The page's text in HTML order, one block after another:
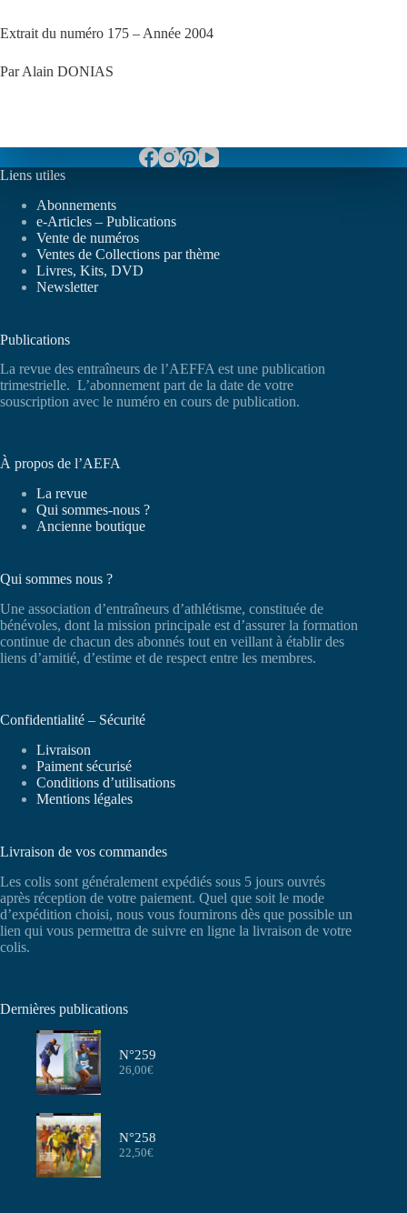
Extrait du numéro 175 – Année 2004
Par Alain DONIAS
Liens utiles
Abonnements
e-Articles – Publications
Vente de numéros
Ventes de Collections par thème
Livres, Kits, DVD
Newsletter
Publications
La revue des entraîneurs de l’AEFFA est une publication
trimestrielle. L’abonnement part de la date de votre
souscription avec le numéro en cours de publication.
À propos de l’AEFA
La revue
Qui sommes-nous ?
Ancienne boutique
Qui sommes nous ?
Une association d’entraîneurs d’athlétisme, constituée de
bénévoles, dont la mission principale est d’assurer la formation
continue de chacun des abonnés tout en veillant à établir des
liens d’amitié, d’estime et de respect entre les membres.
Confidentialité – Sécurité
Livraison
Paiment sécurisé
Conditions d’utilisations
Mentions légales
Livraison de vos commandes
Les colis sont généralement expédiés sous 5 jours ouvrés
après réception de votre paiement. Quel que soit le mode
d’expédition choisi, nous vous fournirons dès que possible un
lien qui vous permettra de suivre en ligne la livraison de votre
colis.
Dernières publications
N°259
26,00€
N°258
22,50€